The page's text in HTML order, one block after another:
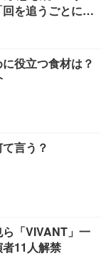
を追うごとに意
役立つ食材は？
言う？
「VIVANT」一
11人解禁